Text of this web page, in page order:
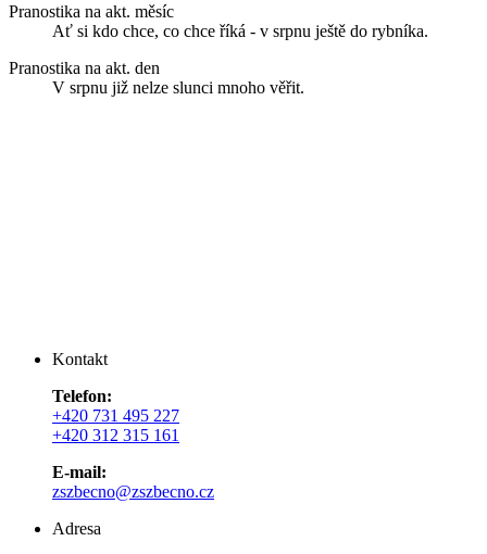
Pranostika na akt. měsíc
Ať si kdo chce, co chce říká - v srpnu ještě do rybníka.
Pranostika na akt. den
V srpnu již nelze slunci mnoho věřit.
Kontakt
Telefon:
+420 731 495 227
+420 312 315 161
E-mail:
zszbecno@zszbecno.cz
Adresa